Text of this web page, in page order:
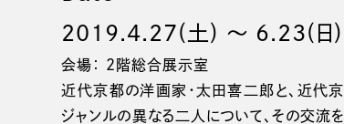
2019.4.27(土) 〜 6.23(日)
会場： 2階総合展示室
近代京都の洋画家・太田喜二郎と、近代
ジャンルの異なる二人について、その交流